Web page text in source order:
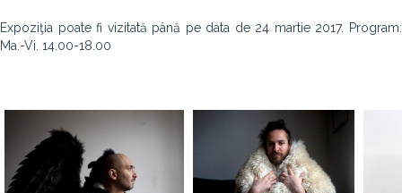
Expoziţia poate fi vizitată până pe data de 24 martie 2017. Program:
Ma.-Vi. 14.00-18.00